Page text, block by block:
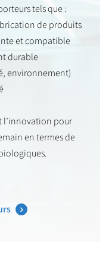
tels que :
de produits
et compatible
durable
environnement)
l’innovation pour
en termes de